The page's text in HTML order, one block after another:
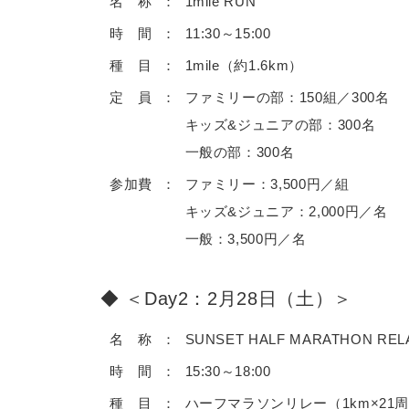
時 間 11:30～15:00
種 目 1mile（約1.6km）
定 員
ファミリーの部：150組／300名
キッズ&ジュニアの部：300名
一般の部：300名
参加費
ファミリー：3,500円／組
キッズ&ジュニア：2,000円／名
一般：3,500円／名
＜Day2：2月28日（土）＞
名 称 SUNSET HALF MARATHON
時 間 15:30～18:00
種 目 ハーフマラソンリレー（1km×21周